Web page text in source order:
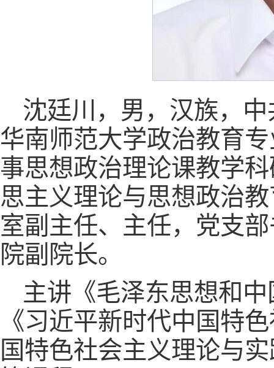
沈廷川，男，汉族，
华南师范大学政治教育
事思想政治理论课教学
思主义理论与思想政治
室副主任、主任，党支
院副院长。
主讲《毛泽东思想和
《习近平新时代中国特
国特色社会主义理论与